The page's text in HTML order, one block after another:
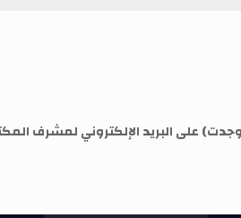
على البريد الإلكتروني لمشرف